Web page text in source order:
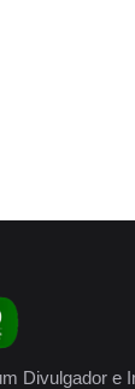
Divulgador e